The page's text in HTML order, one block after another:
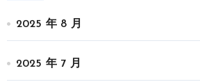
2025 年 8 月
2025 年 7 月